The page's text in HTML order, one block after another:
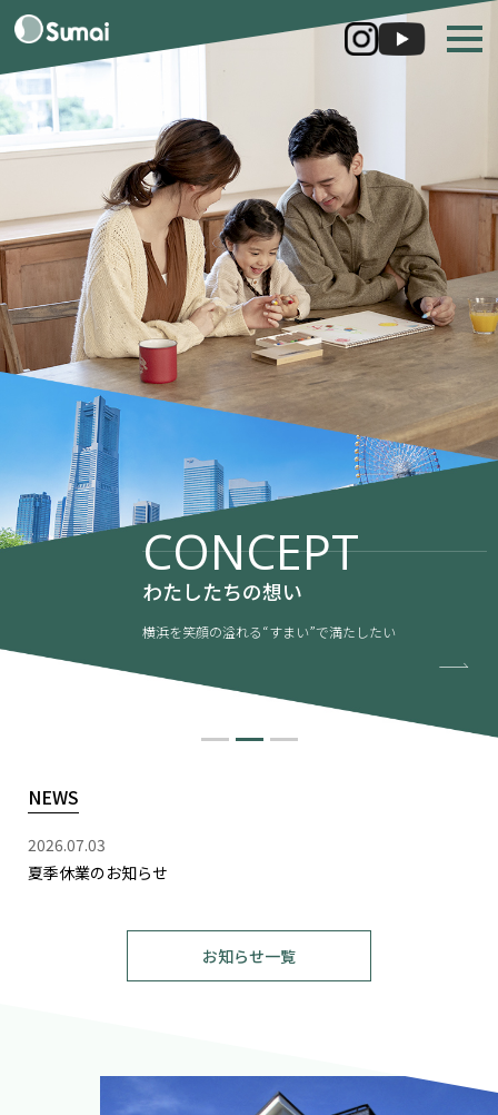
CONCEPT
わたしたちの想い
横浜を笑顔の溢れる“すまい”で満たしたい
NEWS
2026.07.03
夏季休業のお知らせ
お知らせ一覧